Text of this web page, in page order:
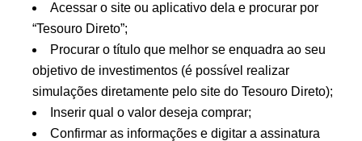
Acessar o site ou aplicativo dela e procurar por
“Tesouro Direto”;
Procurar o título que melhor se enquadra ao seu
objetivo de investimentos (é possível realizar
simulações diretamente pelo site do Tesouro Direto);
Inserir qual o valor deseja comprar;
Confirmar as informações e digitar a assinatura